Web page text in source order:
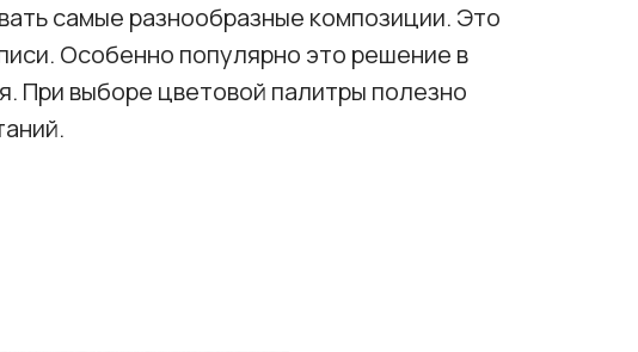
самые разнообразные композиции. Это
Особенно популярно это решение в
При выборе цветовой палитры полезно